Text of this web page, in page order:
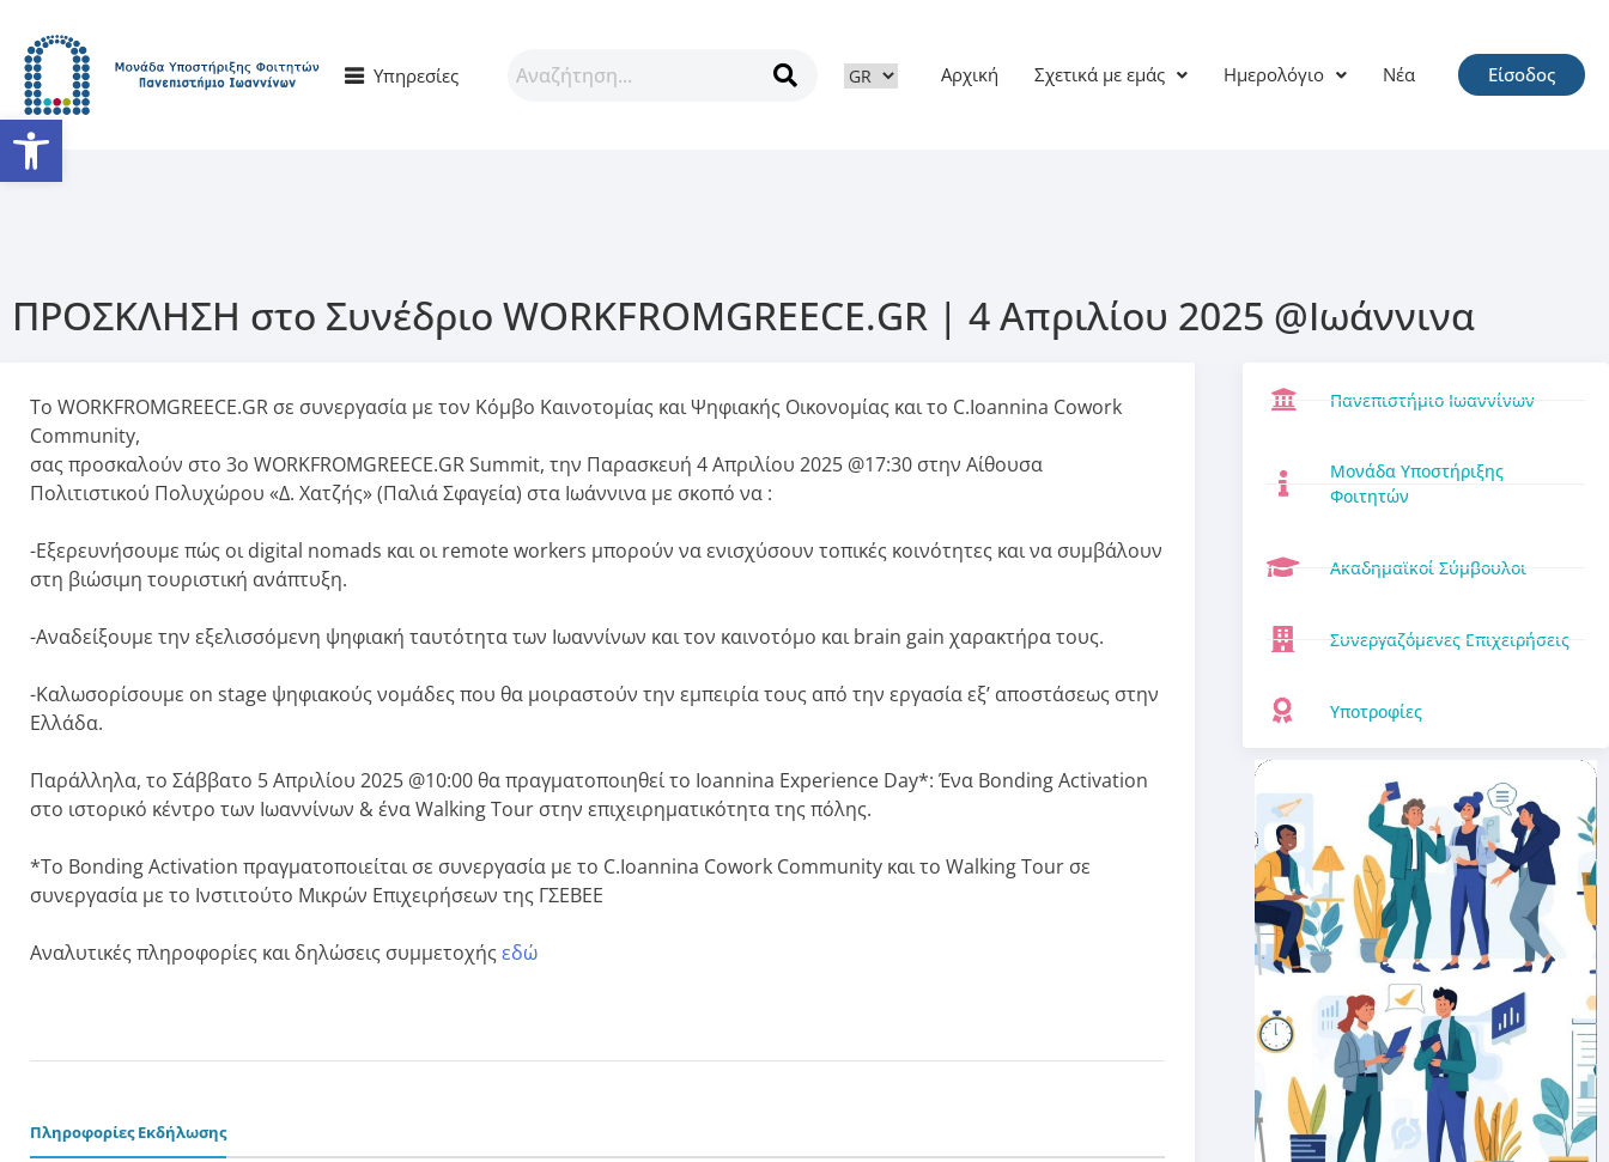
Ανοίξτε τη γραμμή εργαλείων
Υπηρεσίες Αρχική Σχετικά με εμάς Ημερολόγιο Νέα Είσοδος
ΠΡΟΣΚΛΗΣΗ στο Συνέδριο WORKFROMGREECE.GR | 4 Απριλίου 2025 @Ιωάννινα
Το WORKFROMGREECE.GR σε συνεργασία με τον Κόμβο Καινοτομίας και Ψηφιακής Οικονομίας και το C.Ioannina Cowork
Community,
σας προσκαλούν στο 3o WORKFROMGREECE.GR Summit, την Παρασκευή 4 Απριλίου 2025 @17:30 στην Αίθουσα
Πολιτιστικού Πολυχώρου «Δ. Χατζής» (Παλιά Σφαγεία) στα Ιωάννινα με σκοπό να :
-Εξερευνήσουμε πώς οι digital nomads και οι remote workers μπορούν να ενισχύσουν τοπικές κοινότητες και να συμβάλουν
στη βιώσιμη τουριστική ανάπτυξη.
-Αναδείξουμε την εξελισσόμενη ψηφιακή ταυτότητα των Ιωαννίνων και τον καινοτόμο και brain gain χαρακτήρα τους.
-Καλωσορίσουμε on stage ψηφιακούς νομάδες που θα μοιραστούν την εμπειρία τους από την εργασία εξ’ αποστάσεως στην
Ελλάδα.
Παράλληλα, το Σάββατο 5 Απριλίου 2025 @10:00 θα πραγματοποιηθεί το Ioannina Experience Day*: Ένα Bonding Activation
στο ιστορικό κέντρο των Ιωαννίνων & ένα Walking Tour στην επιχειρηματικότητα της πόλης.
*Το Bonding Activation πραγματοποιείται σε συνεργασία με το C.Ioannina Cowork Community και το Walking Tour σε
συνεργασία με το Ινστιτούτο Μικρών Επιχειρήσεων της ΓΣΕΒΕΕ
Αναλυτικές πληροφορίες και δηλώσεις συμμετοχής εδώ
Πληροφορίες Εκδήλωσης
Πανεπιστήμιο Ιωαννίνων
Μονάδα Υποστήριξης
Φοιτητών
Ακαδημαϊκοί Σύμβουλοι
Συνεργαζόμενες Επιχειρήσεις
Υποτροφίες